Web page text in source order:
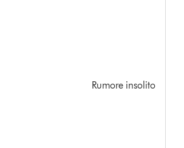
Rumore insolito